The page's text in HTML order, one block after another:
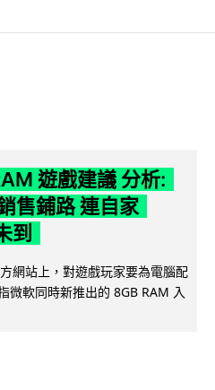
遊戲建議 分析:
售鋪路 連自家
到
網站上，對遊戲玩家要為電腦配
微軟同時新推出的 8GB RAM 入